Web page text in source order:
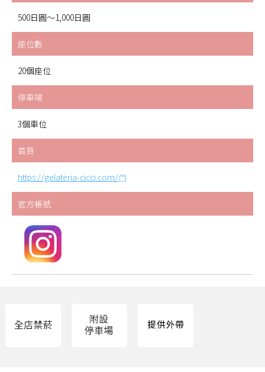
500日圓～1,000日圓
座位數
20個座位
停車場
3個車位
首頁
https://gelateria-cicci.com/
官方帳號